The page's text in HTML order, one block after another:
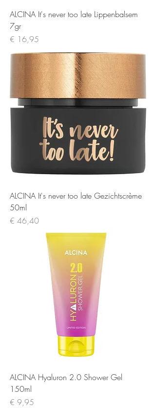
ALCINA It's never too late Lippenbalsem
7gr
Prijs
€ 16,95
ALCINA It's never too late Gezichtscrème
50ml
Prijs
€ 46,40
ALCINA Hyaluron 2.0 Shower Gel
150ml
Prijs
€ 9,95